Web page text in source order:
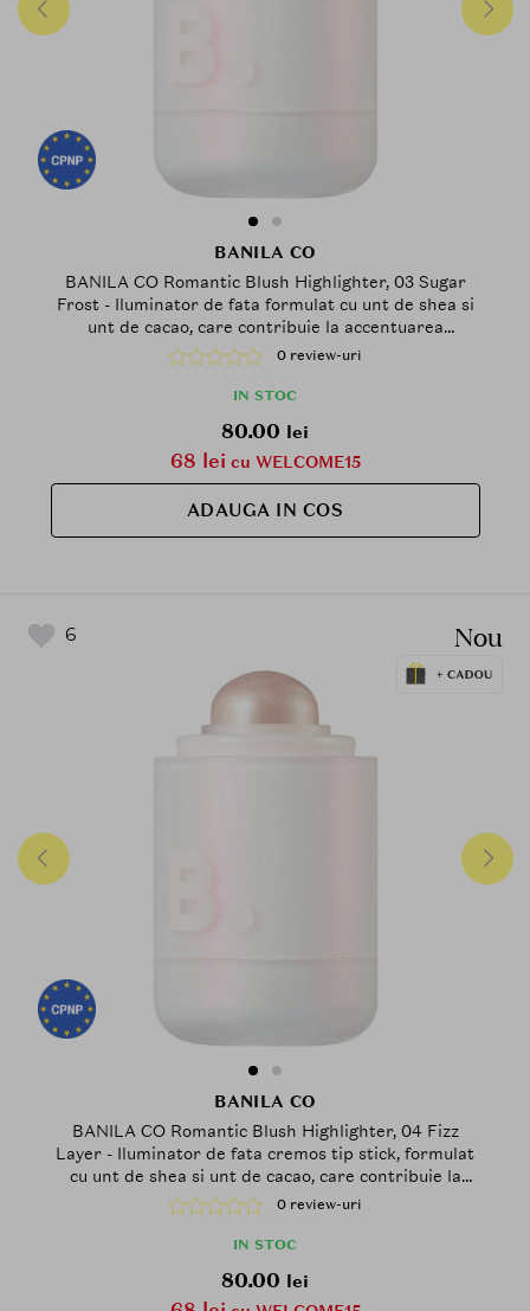
BANILA CO
BANILA CO Romantic Blush Highlighter, 03 Sugar
Frost - Iluminator de fata formulat cu unt de shea si
unt de cacao, care contribuie la accentuarea
pometilor si a punctelor inalte ale fetei printr-un
finisaj stralucitor, proaspat si neted
0 review-uri
IN STOC
80.00 lei
68 lei cu WELCOME15
ADAUGA IN COS
6 Nou
BANILA CO
BANILA CO Romantic Blush Highlighter, 04 Fizz
Layer - Iluminator de fata cremos tip stick, formulat
cu unt de shea si unt de cacao, care contribuie la
accentuarea pometilor si a punctelor inalte ale fetei
printr-un finisaj luminos si neted
0 review-uri
IN STOC
80.00 lei